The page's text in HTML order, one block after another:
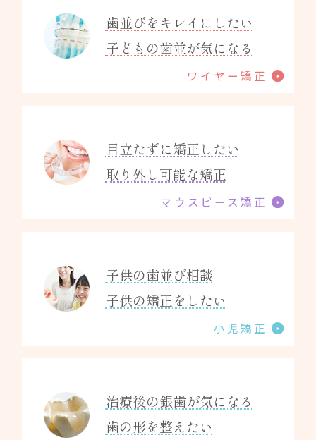
歯並びをキレイにしたい
子どもの歯並が気になる
ワイヤー矯正
目立たずに矯正したい
取り外し可能な矯正
マウスピース矯正
子供の歯並び相談
子供の矯正をしたい
小児矯正
治療後の銀歯が気になる
歯の形を整えたい